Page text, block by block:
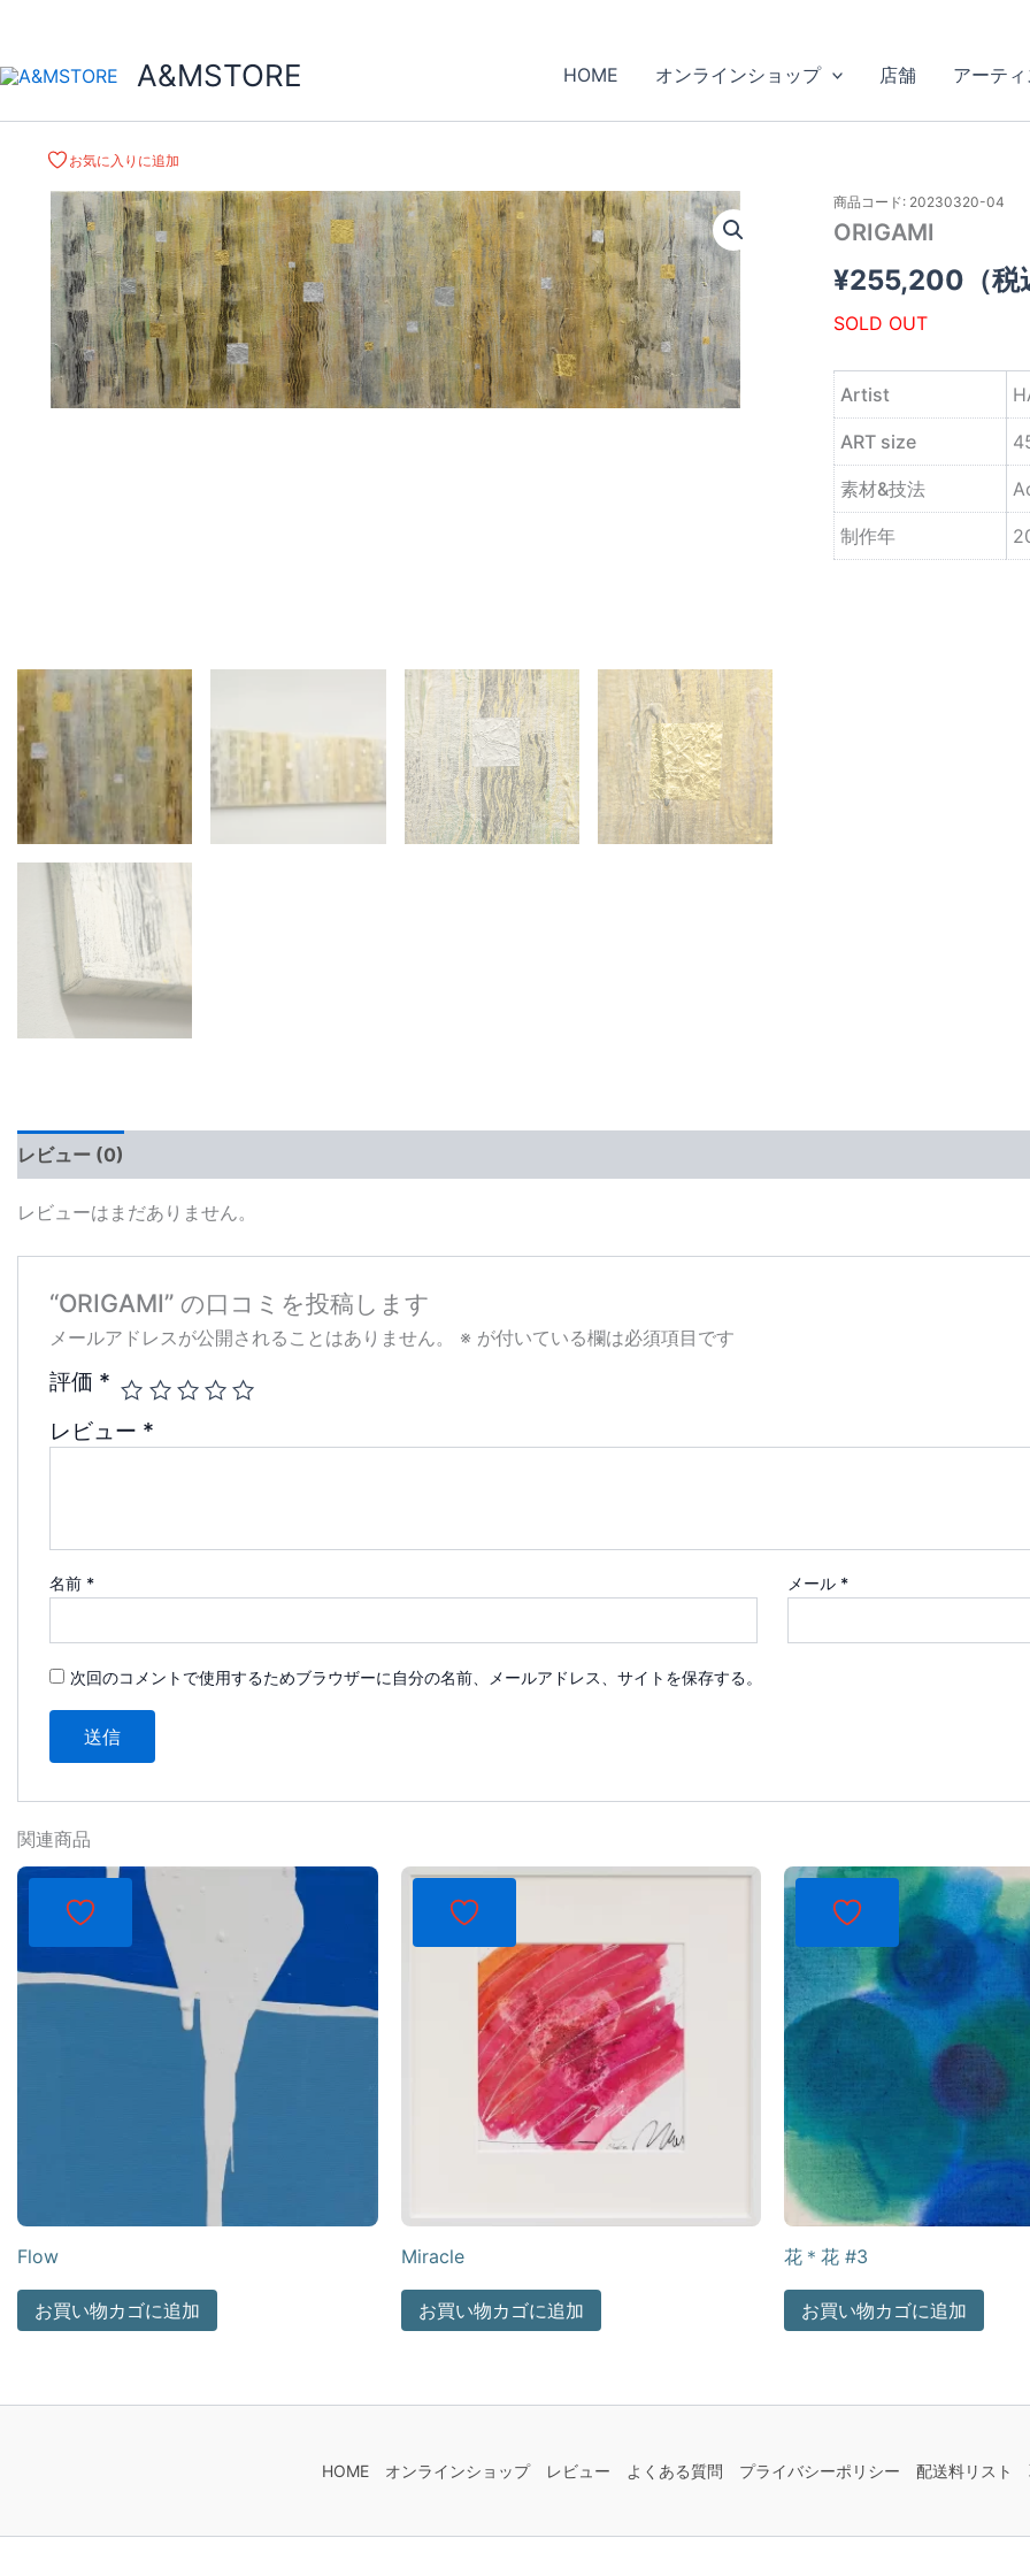
A&MSTORE HOME オンラインショップ 店舗 アーテ
お気に入りに追加
商品コード: 20230320-04
ORIGAMI
¥255,200 （
SOLD OUT
Artist
ART size
素材&技法
制作年
レビュー (0)
レビューはまだありません。
“ORIGAMI” の口コミを投稿します
メールアドレスが公開されることはありません。 ※ が付いている欄は必須項目です
評価 *
レビュー *
名前 * メール *
次回のコメントで使用するためブラウザーに自分の名前、メールアドレス、サイトを保存する。
関連商品
Flow
お買い物カゴに追加
Miracle
お買い物カゴに追加
花＊花 #3
お買い物カゴに追加
HOME オンラインショップ レビュー よくある質問 プライバシーポリシー 配送料リスト